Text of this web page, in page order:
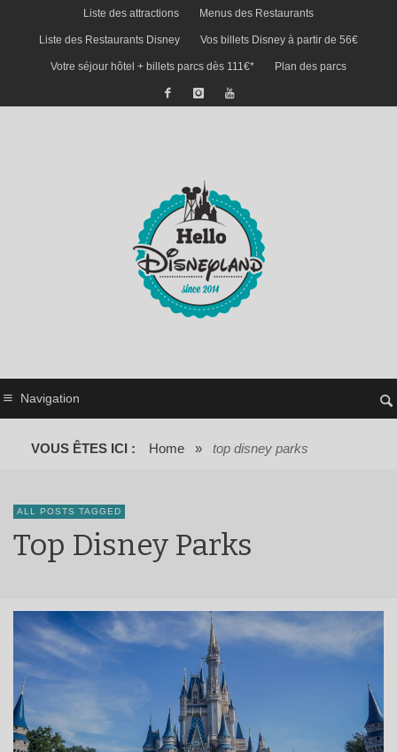
Liste des attractions Menus des Restaurants
Liste des Restaurants Disney Vos billets Disney à partir de 56€
Votre séjour hôtel + billets parcs dès 111€* Plan des parcs
Navigation
VOUS ÊTES ICI : Home » top disney parks
ALL POSTS TAGGED
Top Disney Parks